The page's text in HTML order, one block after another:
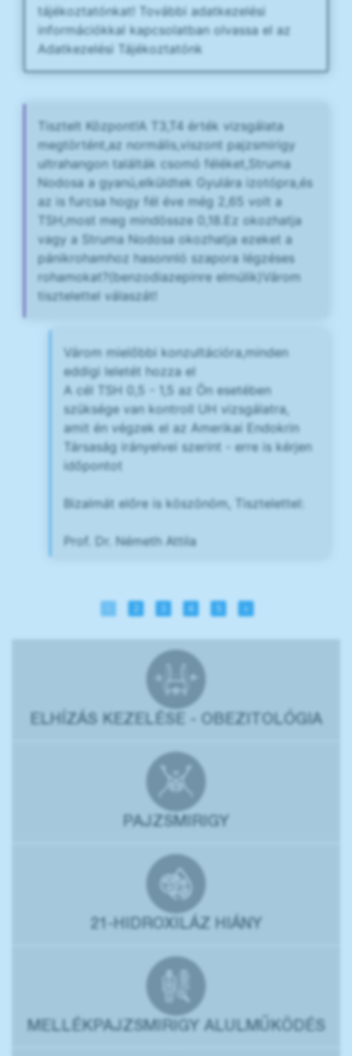
tájékoztatónkat! További adatkezelési
információkkal kapcsolatban olvassa el az
Adatkezelési Tájékoztatónk
Tisztelt Központ!A T3,T4 érték vizsgálata
megtörtént,az normális,viszont pajzsmirigy
ultrahangon találták csomó féléket,Struma
Nodosa a gyanú,elküldtek Gyulára izotópra,és
az is furcsa hogy fél éve még 2,65 volt a
TSH,most meg mindössze 0,18.Ez okozhatja
vagy a Struma Nodosa okozhatja ezeket a
pánikrohamhoz hasonnló szapora légzéses
rohamokat?(benzodiazepinre elmúlik)Várom
tisztelettel válaszát!
Várom mielőbbi konzultációra,minden
eddigi leletét hozza el
A cél TSH 0,5 - 1,5 az Ön esetében
szüksége van kontroll UH vizsgálatra,
amit én végzek el az Amerikai Endokrin
Társaság irányelvei szerint - erre is kérjen
időpontot
Bizalmát előre is köszönöm, Tisztelettel:
Prof. Dr. Németh Attila
4 »
ELHÍZÁS KEZELÉSE - OBEZITOLÓGIA
PAJZSMIRIGY
21-HIDROXILÁZ HIÁNY
MELLÉKPAJZSMIRIGY ALULMŰKÖDÉS